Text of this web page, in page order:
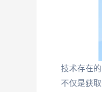
技术存在
不仅是获